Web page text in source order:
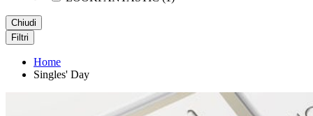
Chiudi
Filtri
Home
Singles' Day